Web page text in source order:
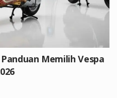
Memilih Vespa